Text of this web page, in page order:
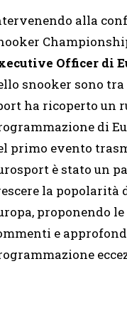
alla
Officer di
snooker sono
ha ricoperto un
di
primo evento
è stato un
la
proponendo
e